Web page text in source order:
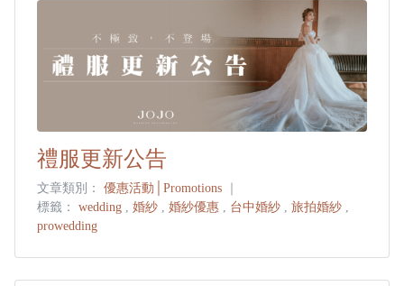
禮服更新公告
文章類別： 優惠活動│Promotions
標籤： wedding , 婚紗 , 婚紗優惠 , 台中婚紗 , 旅拍婚紗 ,
prowedding